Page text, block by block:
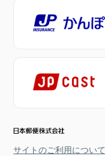
サイトのご利用について